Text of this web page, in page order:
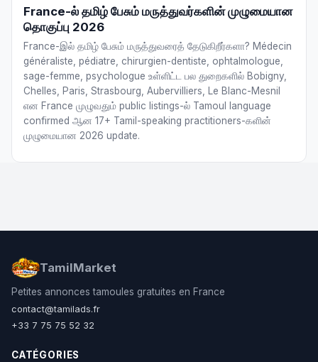
France-ல் தமிழ் பேசும் மருத்துவர்களின் முழுமையான
தொகுப்பு 2026
France-இல் தமிழ் பேசும் மருத்துவரைத் தேடுகிறீர்களா? Médecin
généraliste, pédiatre, chirurgien-dentiste, ophtalmologue,
sage-femme, psychologue உள்ளிட்ட பல துறைகளில் Bobigny,
Chelles, Paris, Strasbourg, Aubervilliers, Le Blanc-Mesnil
என France முழுவதும் public listings-ல் Tamoul language
confirmed ஆன 17+ Tamil-speaking practitioners-களின்
முழுமையான 2026 update.
TamilMarket
Petites annonces tamoules gratuites en France
contact@tamilads.fr
+33 7 75 75 52 32
CATÉGORIES